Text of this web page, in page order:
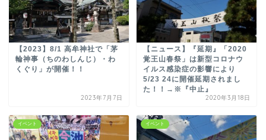
【2023】8/1 高牟神社で「茅
輪神事（ちのわしんじ）・わ
くぐり」が開催！！
2023年7月7日
【ニュース】『延期』「2020
覚王山春祭」は新型コロナウ
イルス感染症の影響により
5/23 24に開催延期されまし
た！！→※『中止』
2020年3月18日
イベント イベント